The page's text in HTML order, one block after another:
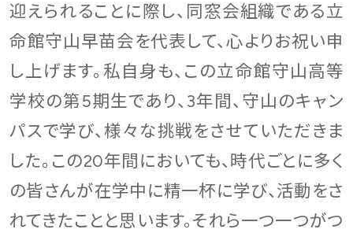
迎えられることに際し、同窓会組織である立
命館守山早苗会を代表して、心よりお祝い申
し上げます。私自身も、この立命館守山高等
学校の第5期生であり、3年間、守山のキャン
パスで学び、様々な挑戦をさせていただきま
した。この20年間においても、時代ごとに多く
の皆さんが在学中に精一杯に学び、活動をさ
れてきたことと思います。それら一つ一つがつ